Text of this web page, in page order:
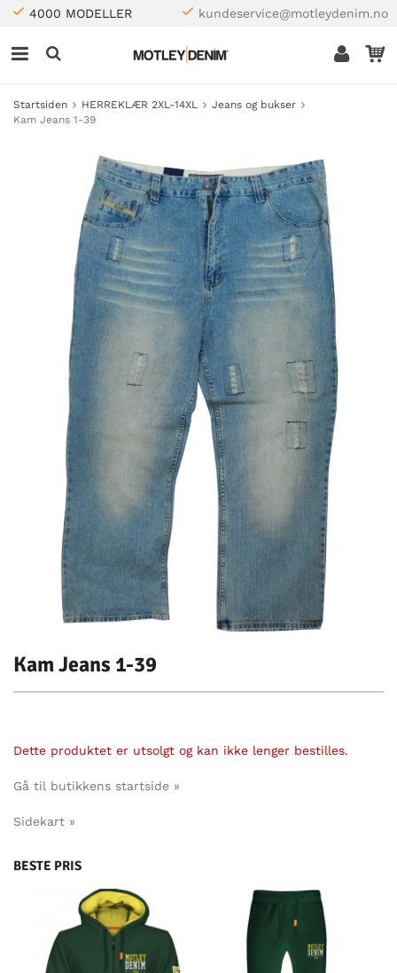
4000 MODELLER kundeservice@motleydenim.no
Startsiden HERREKLÆR 2XL-14XL
Jeans og bukser
Kam Jeans 1-39
Kam Jeans 1-39
Dette produktet er utsolgt og kan ikke lenger bestilles.
Gå til butikkens startside »
Sidekart »
BESTE PRIS